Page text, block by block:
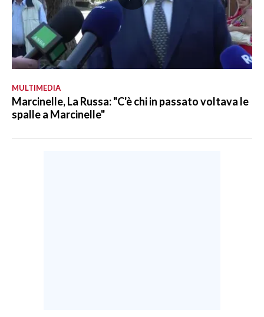
MULTIMEDIA
Marcinelle, La Russa: "C'è chi in passato voltava le
spalle a Marcinelle"